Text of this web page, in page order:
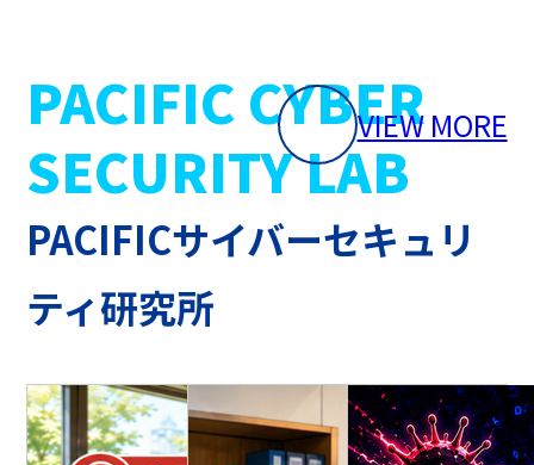
PACIFIC CYBER
SECURITY LAB
PACIFICサイバーセキュリ
ティ研究所
VIEW MORE